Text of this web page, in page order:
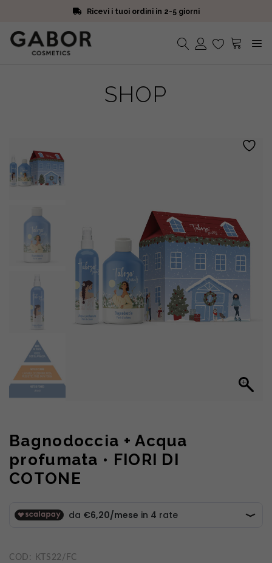
Ricevi i tuoi ordini in 2-5 giorni
Iscriviti alla Newsletter. 15% di sconto e spedizione gratuita
Ricevi i tuoi ordini in 2-5 giorni
SHOP
Bagnodoccia + Acqua
profumata • FIORI DI
COTONE
COD: KTS22/FC